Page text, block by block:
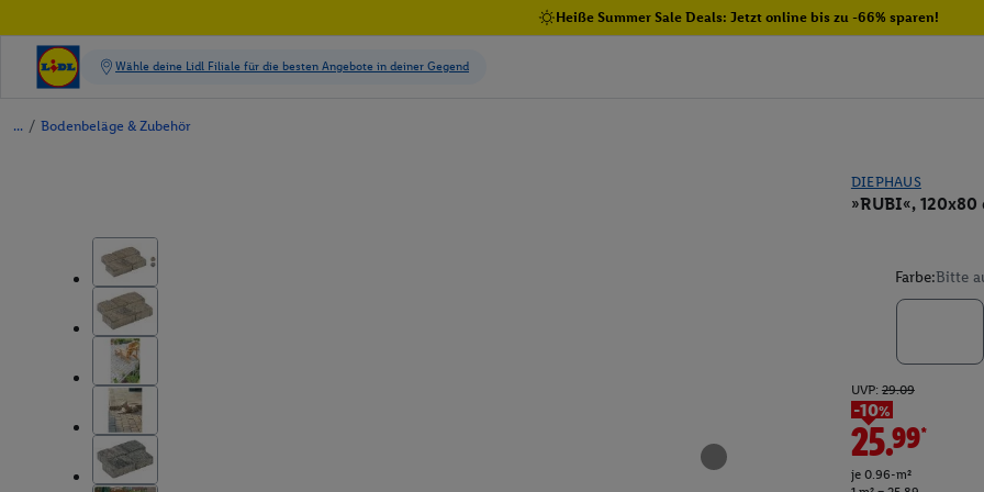
Heiße Summer Sale Deals: Jetzt online bis zu -66% sparen!
/ Bodenbeläge & Zubehör
DIEPHAUS
»RUBI«, 120x80
Farbe:Bitte
UVP: 29.09
-10%
25.99*
je 0.96-m²